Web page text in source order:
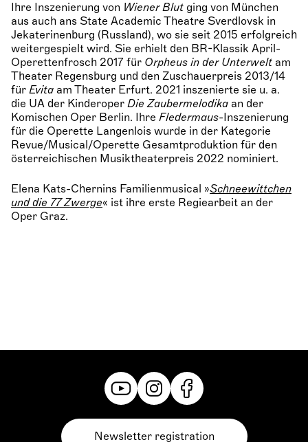
Ihre Inszenierung von Wiener Blut ging von München
aus auch ans State Academic Theatre Sverdlovsk in
Jekaterinenburg (Russland), wo sie seit 2015 erfolgreich
weitergespielt wird. Sie erhielt den BR-Klassik April-
Operettenfrosch 2017 für Orpheus in der Unterwelt am
Theater Regensburg und den Zuschauerpreis 2013/14
für Evita am Theater Erfurt. 2021 inszenierte sie u. a.
die UA der Kinderoper Die Zaubermelodika an der
Komischen Oper Berlin. Ihre Fledermaus-Inszenierung
für die Operette Langenlois wurde in der Kategorie
Revue/Musical/Operette Gesamtproduktion für den
österreichischen Musiktheaterpreis 2022 nominiert.
Elena Kats-Chernins Familienmusical »Schneewittchen
und die 77 Zwerge« ist ihre erste Regiearbeit an der
Oper Graz.
Newsletter registration